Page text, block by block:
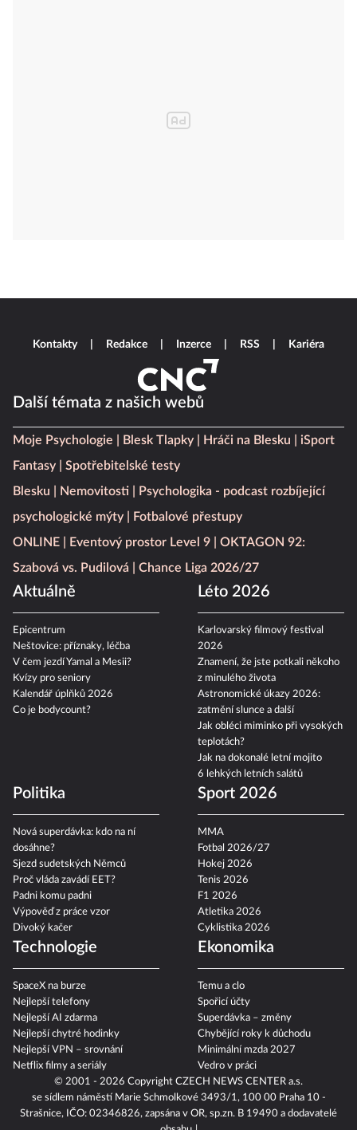
Další témata z našich webů
Moje Psychologie Blesk Tlapky Hráči na Blesku
iSport
Fantasy
Spotřebitelské testy
Blesku
Nemovitosti
Psychologika - podcast rozbíjející
psychologické mýty
Fotbalové přestupy
ONLINE
Eventový prostor Level 9
OKTAGON 92:
Szabová vs. Pudilová
Chance Liga 2026/27
Aktuálně
Epicentrum
Neštovice: příznaky, léčba
V čem jezdí Yamal a Mesii?
Kvízy pro seniory
Kalendář úplňků 2026
Co je bodycount?
Léto 2026
Karlovarský filmový festival
2026
Znamení, že jste potkali někoho
z minulého života
Astronomické úkazy 2026:
zatmění slunce a další
Jak obléci miminko při vysokých
teplotách?
Jak na dokonalé letní mojito
6 lehkých letních salátů
Politika
Nová superdávka: kdo na ní
dosáhne?
Sjezd sudetských Němců
Proč vláda zavádí EET?
Padni komu padni
Výpověď z práce vzor
Divoký kačer
Sport 2026
MMA
Fotbal 2026/27
Hokej 2026
Tenis 2026
F1 2026
Atletika 2026
Cyklistika 2026
Technologie
SpaceX na burze
Nejlepší telefony
Nejlepší AI zdarma
Nejlepší chytré hodinky
Nejlepší VPN – srovnání
Netflix filmy a seriály
Ekonomika
Temu a clo
Spořicí účty
Superdávka – změny
Chybějící roky k důchodu
Minimální mzda 2027
Vedro v práci
Kontakty Redakce Inzerce RSS Kariéra
© 2001 - 2026 Copyright CZECH NEWS CENTER a.s.
se sídlem náměstí Marie Schmolkové 3493/1, 100 00 Praha 10 -
Strašnice, IČO: 02346826, zapsána v OR, sp.zn. B 19490 a dodavatelé